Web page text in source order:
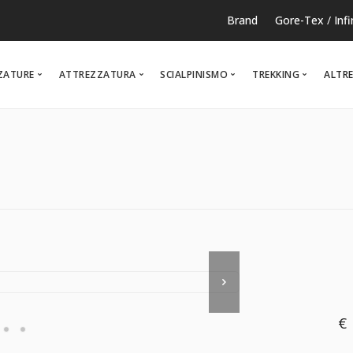
Brand Gore-Tex /
ATTREZZATURA SCIALPINISMO TREKKING
€